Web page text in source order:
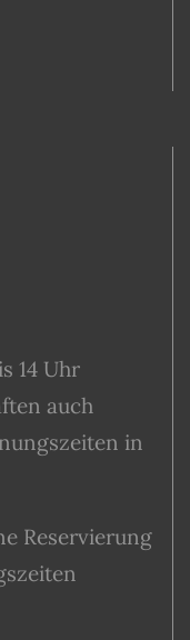
14 Uhr
auch
in
Reservierung